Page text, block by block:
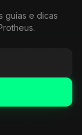
guias e dicas